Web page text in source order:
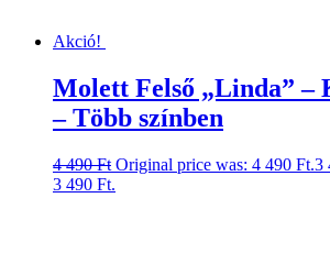
Akció!
Molett Felső „Linda” –
– Több színben
4 490Ft Original price was: 4 490 Ft.3
3 490 Ft.